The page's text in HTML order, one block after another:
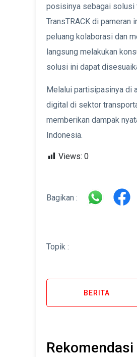
posisinya sebagai solusi
TransTRACK di pameran
peluang kolaborasi dan
langsung melakukan
solusi ini dapat
Melalui partisipasinya di
digital di sektor
memberikan dampak
Indonesia.
Views: 0
Bagikan :
Topik :
BERITA
Rekomendasi